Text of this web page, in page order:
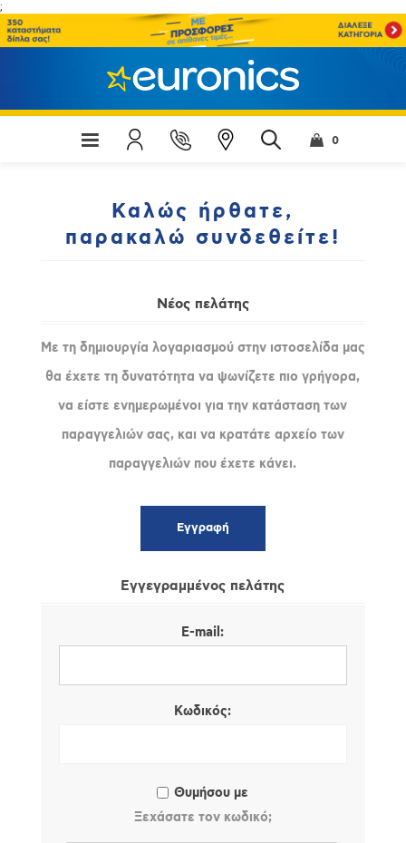
;
0
Καλώς ήρθατε,
παρακαλώ συνδεθείτε!
Νέος πελάτης
Με τη δημιουργία λογαριασμού στην ιστοσελίδα μας
θα έχετε τη δυνατότητα να ψωνίζετε πιο γρήγορα,
να είστε ενημερωμένοι για την κατάσταση των
παραγγελιών σας, και να κρατάτε αρχείο των
παραγγελιών που έχετε κάνει.
Εγγεγραμμένος πελάτης
E-mail:
Κωδικός:
Θυμήσου με
Ξεχάσατε τον κωδικό;